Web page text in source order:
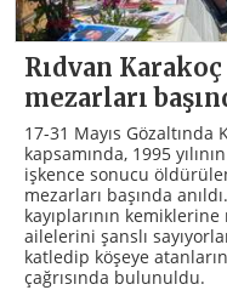
Rıdvan
mezarları
17-31 Mayıs Gözaltında
kapsamında, 1995
işkence sonucu
mezarları başında
kayıplarının
ailelerini şanslı
katledip köşeye
çağrısında bulunuldu.